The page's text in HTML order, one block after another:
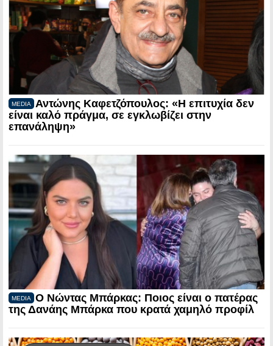
MEDIA
Αντώνης Καφετζόπουλος: «Η επιτυχία δεν
είναι καλό πράγμα, σε εγκλωβίζει στην
επανάληψη»
MEDIA
Ο Νώντας Μπάρκας: Ποιος είναι ο πατέρας
της Δανάης Μπάρκα που κρατά χαμηλό προφίλ